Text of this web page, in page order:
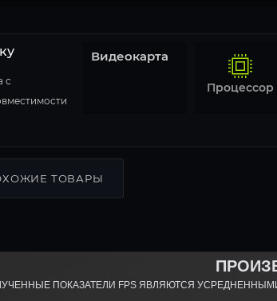
с
Видеокарта
Процессор
ТОВАРЫ
ПОКАЗАТЕЛИ FPS ЯВЛЯЮТСЯ